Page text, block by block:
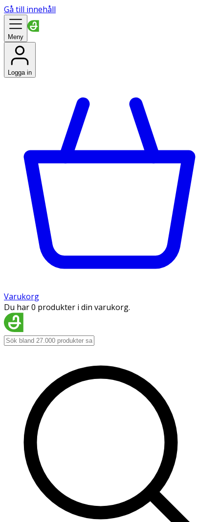
Gå till innehåll
Meny
Logga in
Varukorg
Du har 0 produkter i din varukorg.